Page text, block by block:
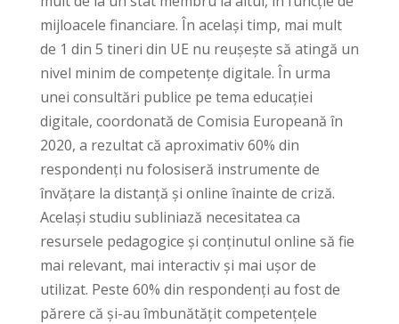
mijloacele financiare. În același timp, mai mult
de 1 din 5 tineri din UE nu reușește să atingă un
nivel minim de competențe digitale. În urma
unei consultări publice pe tema educației
digitale, coordonată de Comisia Europeană în
2020, a rezultat că aproximativ 60% din
respondenți nu folosiseră instrumente de
învățare la distanță și online înainte de criză.
Același studiu subliniază necesitatea ca
resursele pedagogice și conținutul online să fie
mai relevant, mai interactiv și mai ușor de
utilizat. Peste 60% din respondenți au fost de
părere că și-au îmbunătățit competențele